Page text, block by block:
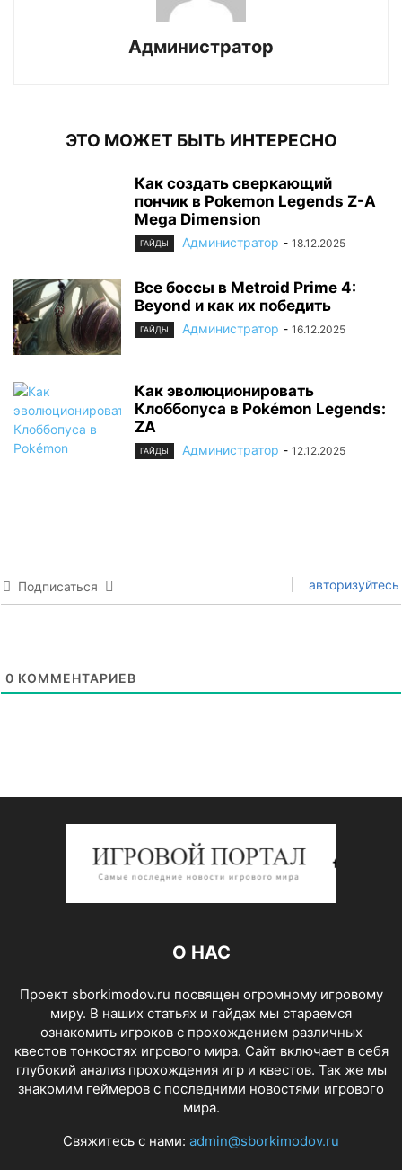
Администратор
ЭТО МОЖЕТ БЫТЬ ИНТЕРЕСНО
Как создать сверкающий
пончик в Pokemon Legends Z-A
Mega Dimension
ГАЙДЫ Администратор - 18.12.2025
Все боссы в Metroid Prime 4:
Beyond и как их победить
ГАЙДЫ Администратор - 16.12.2025
Как эволюционировать
Клоббопуса в Pokémon Legends:
ZA
ГАЙДЫ Администратор - 12.12.2025
Подписаться авторизуйтесь
0 КОММЕНТАРИЕВ
О НАС
Проект sborkimodov.ru посвящен огромному игровому
миру. В наших статьях и гайдах мы стараемся
ознакомить игроков с прохождением различных
квестов тонкостях игрового мира. Сайт включает в себя
глубокий анализ прохождения игр и квестов. Так же мы
знакомим геймеров с последними новостями игрового
мира.
Свяжитесь с нами: admin@sborkimodov.ru